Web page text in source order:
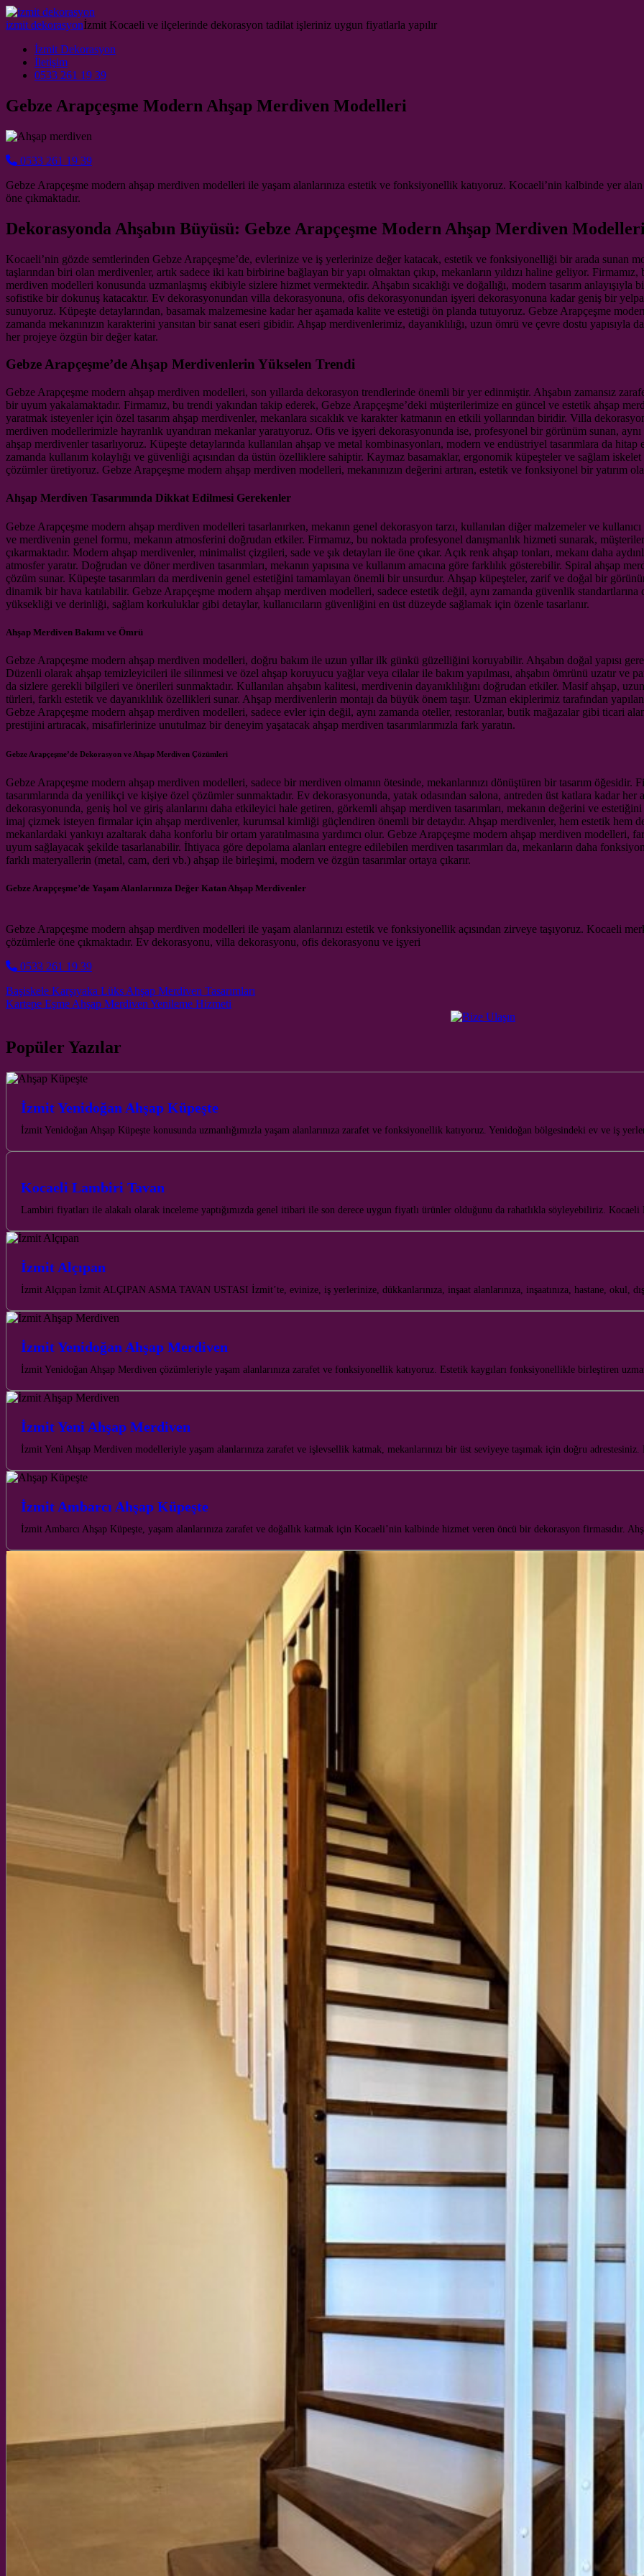
Skip to content
izmit dekorasyonİzmit Kocaeli ve ilçelerinde dekorasyon tadilat işleriniz uygun fiyatlarla yapılır
Main Navigation
İzmit Dekorasyon
İletişim
0533 261 19 39
Gebze Arapçeşme Modern Ahşap Merdiven Modelleri
0533 261 19 39
Gebze Arapçeşme modern ahşap merdiven modelleri ile yaşam alanlarınıza estetik ve fonksiyonellik katıyoruz. Kocaeli’nin kalbinde yer
öne çıkmaktadır.
Dekorasyonda Ahşabın Büyüsü: Gebze Arapçeşme Modern Ahşap Merdiven Modelleri
Kocaeli’nin gözde semtlerinden Gebze Arapçeşme’de, evlerinize ve iş yerlerinize değer katacak, estetik ve fonksiyonelliği bir arada sunan
taşlarından biri olan merdivenler, artık sadece iki katı birbirine bağlayan bir yapı olmaktan çıkıp, mekanların yıldızı haline geliyor.
merdiven modelleri konusunda uzmanlaşmış ekibiyle sizlere hizmet vermektedir. Ahşabın sıcaklığı ve doğallığı, modern tasarım anlayışıyla
sofistike bir dokunuş katacaktır. Ev dekorasyonundan villa dekorasyonuna, ofis dekorasyonundan işyeri dekorasyonuna kadar geniş bir
sunuyoruz. Küpeşte detaylarından, basamak malzemesine kadar her aşamada kalite ve estetiği ön planda tutuyoruz. Gebze Arapçeşme
zamanda mekanınızın karakterini yansıtan bir sanat eseri gibidir. Ahşap merdivenlerimiz, dayanıklılığı, uzun ömrü ve çevre dostu
her projeye özgün bir değer katar.
Gebze Arapçeşme’de Ahşap Merdivenlerin Yükselen Trendi
Gebze Arapçeşme modern ahşap merdiven modelleri, son yıllarda dekorasyon trendlerinde önemli bir yer edinmiştir. Ahşabın zamansız
bir uyum yakalamaktadır. Firmamız, bu trendi yakından takip ederek, Gebze Arapçeşme’deki müşterilerimize en güncel ve estetik ahşap
yaratmak isteyenler için özel tasarım ahşap merdivenler, mekanlara sıcaklık ve karakter katmanın en etkili yollarından biridir. Villa
merdiven modellerimizle hayranlık uyandıran mekanlar yaratıyoruz. Ofis ve işyeri dekorasyonunda ise, profesyonel bir görünüm sunan,
ahşap merdivenler tasarlıyoruz. Küpeşte detaylarında kullanılan ahşap ve metal kombinasyonları, modern ve endüstriyel tasarımlara da
zamanda kullanım kolaylığı ve güvenliği açısından da üstün özelliklere sahiptir. Kaymaz basamaklar, ergonomik küpeşteler ve sağlam
çözümler üretiyoruz. Gebze Arapçeşme modern ahşap merdiven modelleri, mekanınızın değerini artıran, estetik ve fonksiyonel bir yatırım
Ahşap Merdiven Tasarımında Dikkat Edilmesi Gerekenler
Gebze Arapçeşme modern ahşap merdiven modelleri tasarlanırken, mekanın genel dekorasyon tarzı, kullanılan diğer malzemeler ve
ve merdivenin genel formu, mekanın atmosferini doğrudan etkiler. Firmamız, bu noktada profesyonel danışmanlık hizmeti sunarak,
çıkarmaktadır. Modern ahşap merdivenler, minimalist çizgileri, sade ve şık detayları ile öne çıkar. Açık renk ahşap tonları, mekanı daha
atmosfer yaratır. Doğrudan ve döner merdiven tasarımları, mekanın yapısına ve kullanım amacına göre farklılık gösterebilir. Spiral ahşap
çözüm sunar. Küpeşte tasarımları da merdivenin genel estetiğini tamamlayan önemli bir unsurdur. Ahşap küpeşteler, zarif ve doğal bir
dinamik bir hava katılabilir. Gebze Arapçeşme modern ahşap merdiven modelleri, sadece estetik değil, aynı zamanda güvenlik
yüksekliği ve derinliği, sağlam korkuluklar gibi detaylar, kullanıcıların güvenliğini en üst düzeyde sağlamak için özenle tasarlanır.
Ahşap Merdiven Bakımı ve Ömrü
Gebze Arapçeşme modern ahşap merdiven modelleri, doğru bakım ile uzun yıllar ilk günkü güzelliğini koruyabilir. Ahşabın doğal yapısı
Düzenli olarak ahşap temizleyicileri ile silinmesi ve özel ahşap koruyucu yağlar veya cilalar ile bakım yapılması, ahşabın ömrünü uzatır ve
da sizlere gerekli bilgileri ve önerileri sunmaktadır. Kullanılan ahşabın kalitesi, merdivenin dayanıklılığını doğrudan etkiler. Masif ahşap,
türleri, farklı estetik ve dayanıklılık özellikleri sunar. Ahşap merdivenlerin montajı da büyük önem taşır. Uzman ekiplerimiz tarafından
Gebze Arapçeşme modern ahşap merdiven modelleri, sadece evler için değil, aynı zamanda oteller, restoranlar, butik mağazalar gibi ticari
prestijini artıracak, misafirlerinize unutulmaz bir deneyim yaşatacak ahşap merdiven tasarımlarımızla fark yaratın.
Gebze Arapçeşme’de Dekorasyon ve Ahşap Merdiven Çözümleri
Gebze Arapçeşme modern ahşap merdiven modelleri, sadece bir merdiven olmanın ötesinde, mekanlarınızı dönüştüren bir tasarım
tasarımlarında da yenilikçi ve kişiye özel çözümler sunmaktadır. Ev dekorasyonunda, yatak odasından salona, antreden üst katlara kadar
dekorasyonunda, geniş hol ve giriş alanlarını daha etkileyici hale getiren, görkemli ahşap merdiven tasarımları, mekanın değerini ve
imaj çizmek isteyen firmalar için ahşap merdivenler, kurumsal kimliği güçlendiren önemli bir detaydır. Ahşap merdivenler, hem estetik hem
mekanlardaki yankıyı azaltarak daha konforlu bir ortam yaratılmasına yardımcı olur. Gebze Arapçeşme modern ahşap merdiven
uyum sağlayacak şekilde tasarlanabilir. İhtiyaca göre depolama alanları entegre edilebilen merdiven tasarımları da, mekanların daha
farklı materyallerin (metal, cam, deri vb.) ahşap ile birleşimi, modern ve özgün tasarımlar ortaya çıkarır.
Gebze Arapçeşme’de Yaşam Alanlarınıza Değer Katan Ahşap Merdivenler
Gebze Arapçeşme modern ahşap merdiven modelleri ile yaşam alanlarınızı estetik ve fonksiyonellik açısından zirveye taşıyoruz. Kocaeli
çözümlerle öne çıkmaktadır. Ev dekorasyonu, villa dekorasyonu, ofis dekorasyonu ve işyeri
0533 261 19 39
Post navigation
Başiskele Karşıyaka Lüks Ahşap Merdiven Tasarımları
Kartepe Eşme Ahşap Merdiven Yenileme Hizmeti
Popüler Yazılar
İzmit Yenidoğan Ahşap Küpeşte
İzmit Yenidoğan Ahşap Küpeşte konusunda uzmanlığımızla yaşam alanlarınıza zarafet ve fonksiyonellik katıyoruz. Yenidoğan bölgesindeki ev ve iş
Kocaeli Lambiri Tavan
Lambiri fiyatları ile alakalı olarak inceleme yaptığımızda genel itibari ile son derece uygun fiyatlı ürünler olduğunu da rahatlıkla söyleyebiliriz.
İzmit Alçıpan
İzmit Alçıpan İzmit ALÇIPAN ASMA TAVAN USTASI İzmit’te, evinize, iş yerlerinize, dükkanlarınıza, inşaat alanlarınıza, inşaatınıza, hastane, okul,
İzmit Yenidoğan Ahşap Merdiven
İzmit Yenidoğan Ahşap Merdiven çözümleriyle yaşam alanlarınıza zarafet ve fonksiyonellik katıyoruz. Estetik kaygıları fonksiyonellikle birleştiren
İzmit Yeni Ahşap Merdiven
İzmit Yeni Ahşap Merdiven modelleriyle yaşam alanlarınıza zarafet ve işlevsellik katmak, mekanlarınızı bir üst seviyeye taşımak için doğru
İzmit Ambarcı Ahşap Küpeşte
İzmit Ambarcı Ahşap Küpeşte, yaşam alanlarınıza zarafet ve doğallık katmak için Kocaeli’nin kalbinde hizmet veren öncü bir dekorasyon firmasıdır.